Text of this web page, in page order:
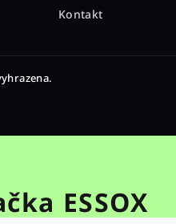
Kontakt
ESSOX